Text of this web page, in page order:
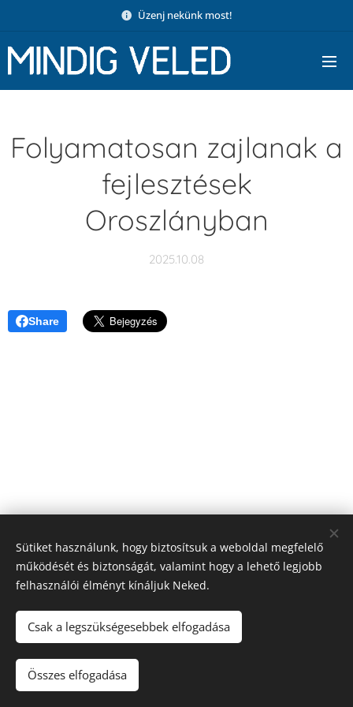
Üzenj nekünk most!
Folyamatosan zajlanak a
fejlesztések
Oroszlányban
2025.10.08
Share
FORRÁSRÁDIÓ
Sütiket használunk, hogy biztosítsuk a weboldal megfelelő
működését és biztonságát, valamint hogy a lehető legjobb
felhasználói élményt kínáljuk Neked.
Csak a legszükségesebbek elfogadása
Összes elfogadása